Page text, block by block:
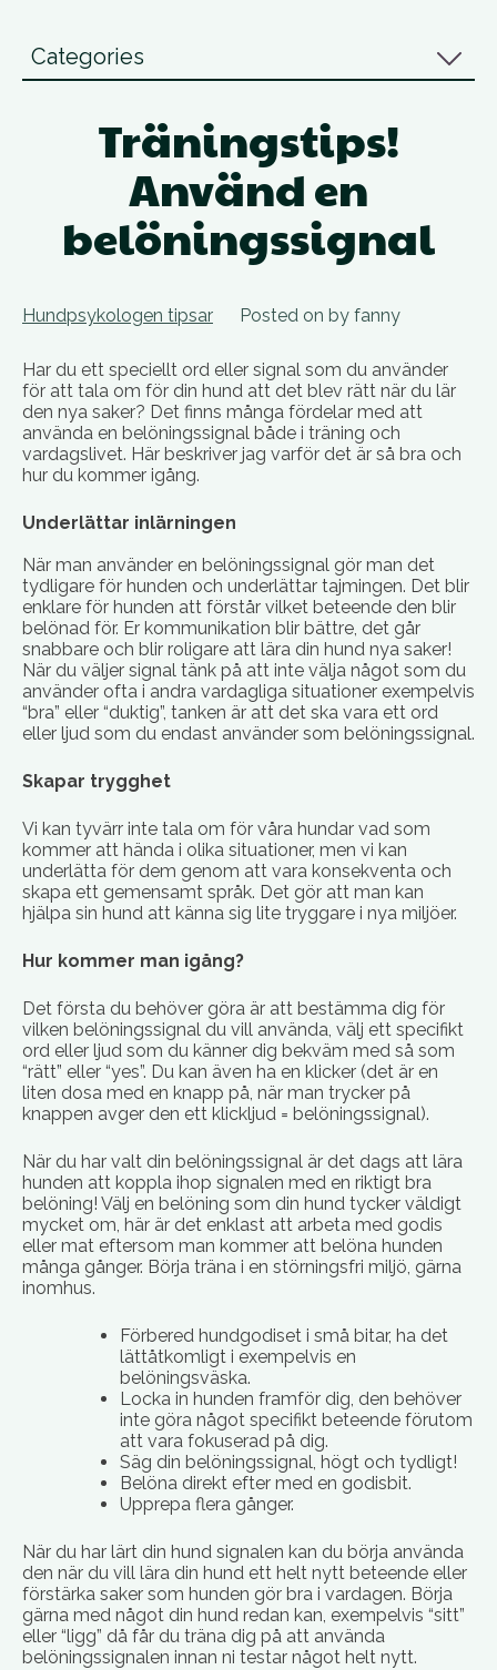
Categories
Träningstips!
Använd en
belöningssignal
Hundpsykologen tipsar Posted on by fanny
Har du ett speciellt ord eller signal som du använder
för att tala om för din hund att det blev rätt när du lär
den nya saker? Det finns många fördelar med att
använda en belöningssignal både i träning och
vardagslivet. Här beskriver jag varför det är så bra och
hur du kommer igång.
Underlättar inlärningen
När man använder en belöningssignal gör man det
tydligare för hunden och underlättar tajmingen. Det blir
enklare för hunden att förstår vilket beteende den blir
belönad för. Er kommunikation blir bättre, det går
snabbare och blir roligare att lära din hund nya saker!
När du väljer signal tänk på att inte välja något som du
använder ofta i andra vardagliga situationer exempelvis
“bra” eller “duktig”, tanken är att det ska vara ett ord
eller ljud som du endast använder som belöningssignal.
Skapar trygghet
Vi kan tyvärr inte tala om för våra hundar vad som
kommer att hända i olika situationer, men vi kan
underlätta för dem genom att vara konsekventa och
skapa ett gemensamt språk. Det gör att man kan
hjälpa sin hund att känna sig lite tryggare i nya miljöer.
Hur kommer man igång?
Det första du behöver göra är att bestämma dig för
vilken belöningssignal du vill använda, välj ett specifikt
ord eller ljud som du känner dig bekväm med så som
“rätt” eller “yes”. Du kan även ha en klicker (det är en
liten dosa med en knapp på, när man trycker på
knappen avger den ett klickljud = belöningssignal).
När du har valt din belöningssignal är det dags att lära
hunden att koppla ihop signalen med en riktigt bra
belöning! Välj en belöning som din hund tycker väldigt
mycket om, här är det enklast att arbeta med godis
eller mat eftersom man kommer att belöna hunden
många gånger. Börja träna i en störningsfri miljö, gärna
inomhus.
Förbered hundgodiset i små bitar, ha det
lättåtkomligt i exempelvis en
belöningsväska.
Locka in hunden framför dig, den behöver
inte göra något specifikt beteende förutom
att vara fokuserad på dig.
Säg din belöningssignal, högt och tydligt!
Belöna direkt efter med en godisbit.
Upprepa flera gånger.
När du har lärt din hund signalen kan du börja använda
den när du vill lära din hund ett helt nytt beteende eller
förstärka saker som hunden gör bra i vardagen. Börja
gärna med något din hund redan kan, exempelvis “sitt”
eller “ligg” då får du träna dig på att använda
belöningssignalen innan ni testar något helt nytt.